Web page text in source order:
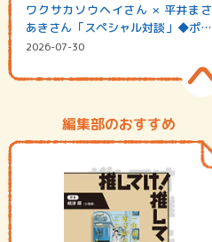
ワクサカソウヘイさん × 平井まさ
あきさん「スペシャル対談」◆ポッ
ドキャスト…
2026-07-30
編集部のおすすめ